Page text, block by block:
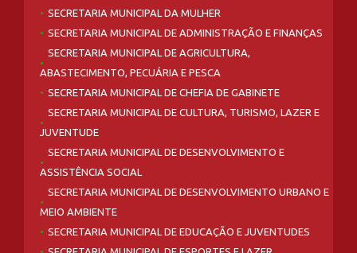
SECRETARIA MUNICIPAL DA MULHER
SECRETARIA MUNICIPAL DE ADMINISTRAÇÃO E FINANÇAS
SECRETARIA MUNICIPAL DE AGRICULTURA,
ABASTECIMENTO, PECUÁRIA E PESCA
SECRETARIA MUNICIPAL DE CHEFIA DE GABINETE
SECRETARIA MUNICIPAL DE CULTURA, TURISMO, LAZER E
JUVENTUDE
SECRETARIA MUNICIPAL DE DESENVOLVIMENTO E
ASSISTÊNCIA SOCIAL
SECRETARIA MUNICIPAL DE DESENVOLVIMENTO URBANO E
MEIO AMBIENTE
SECRETARIA MUNICIPAL DE EDUCAÇÃO E JUVENTUDES